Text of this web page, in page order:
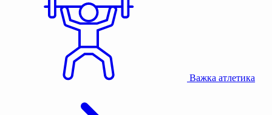
Важка атлетика